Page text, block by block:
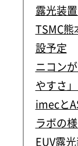
露光装
TSMC
設予定
ニコン
やすさ
imecと
ラボの
EUV露